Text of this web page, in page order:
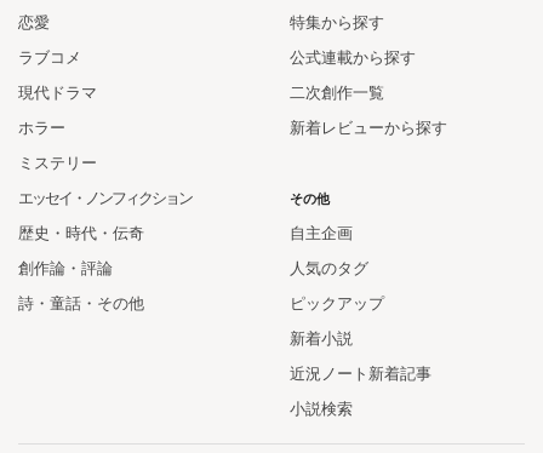
特集から探す
公式連載から探す
二次創作一覧
新着レビューから探す
恋愛
ラブコメ
現代ドラマ
ホラー
ミステリー
エッセイ・ノンフィクション
歴史・時代・伝奇
創作論・評論
詩・童話・その他
その他
自主企画
人気のタグ
ピックアップ
新着小説
近況ノート新着記事
小説検索